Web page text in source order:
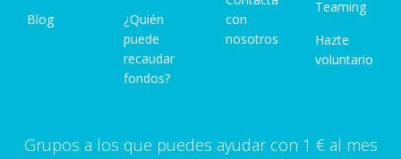
Blog
¿Quién
puede
recaudar
fondos?
con
nosotros
Teaming
Hazte
voluntario
Grupos a los que puedes ayudar con 1 € al mes